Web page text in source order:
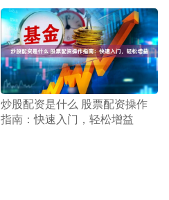
​炒股配资是什么 股票配资操作
指南：快速入门，轻松增益